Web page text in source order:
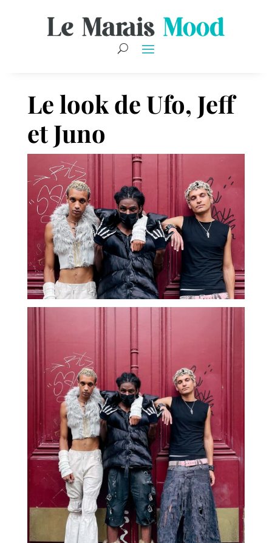
Le look de Ufo, Jeff
et Juno